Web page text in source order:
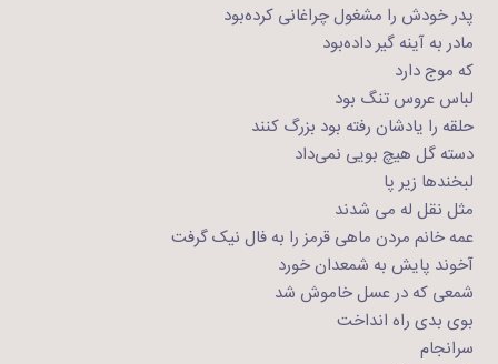
پدر خودش را مشغول چراغانی کرده‌بود
مادر به آینه گیر داده‌بود
که موج دارد
لباس عروس تنگ بود
حلقه را یادشان رفته بود بزرگ کنند
دسته گل هیچ بویی نمی‌داد
لبخند‌ها زیر پا
مثل نقل له می ‌شدند
عمه‌ خانم مردن ماهی قرمز را به فال نیک گرفت
آخوند پایش به شمعدان خورد
شمعی که در عسل خاموش شد
بوی بدی راه انداخت
سرانجام